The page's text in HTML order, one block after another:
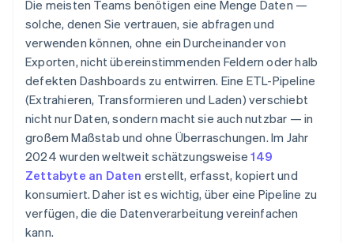
Um Risiken zu steuern und Konformität zu
gewährleisten
Sicherheits- und Compliance-Risiken
Wartungsverschuldung und Pipeline-Drift
Verlassen Sie sich auf die Elastizität Ihrer Cloud
Verbessern Sie kleinere Probleme, bevor sie
dringend werden
Halten Sie die Pipeline modular
Für Übersichtlichkeit sorgen
Die meisten Teams benötigen eine Menge Daten —
solche, denen Sie vertrauen, sie abfragen und
verwenden können, ohne ein Durcheinander von
Exporten, nicht übereinstimmenden Feldern oder halb
defekten Dashboards zu entwirren. Eine ETL-Pipeline
(Extrahieren, Transformieren und Laden) verschiebt
nicht nur Daten, sondern macht sie auch nutzbar — in
großem Maßstab und ohne Überraschungen. Im Jahr
2024 wurden weltweit schätzungsweise149
Zettabyte an Daten erstellt, erfasst, kopiert und
konsumiert. Daher ist es wichtig, über eine Pipeline zu
verfügen, die die Datenverarbeitung vereinfachen
kann.